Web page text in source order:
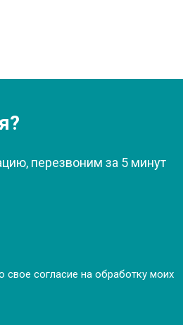
перезвоним за 5 минут
согласие на обработку моих